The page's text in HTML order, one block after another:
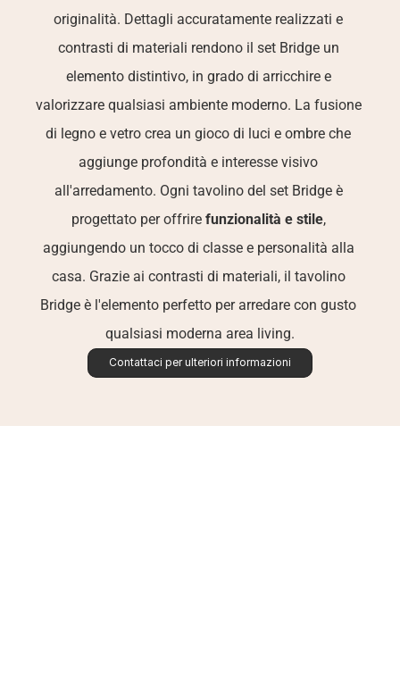
originalità. Dettagli accuratamente realizzati e
contrasti di materiali rendono il set Bridge un
elemento distintivo, in grado di arricchire e
valorizzare qualsiasi ambiente moderno. La fusione
di legno e vetro crea un gioco di luci e ombre che
aggiunge profondità e interesse visivo
all'arredamento. Ogni tavolino del set Bridge è
progettato per offrire funzionalità e stile,
aggiungendo un tocco di classe e personalità alla
casa. Grazie ai contrasti di materiali, il tavolino
Bridge è l'elemento perfetto per arredare con gusto
qualsiasi moderna area living.
Contattaci per ulteriori informazioni